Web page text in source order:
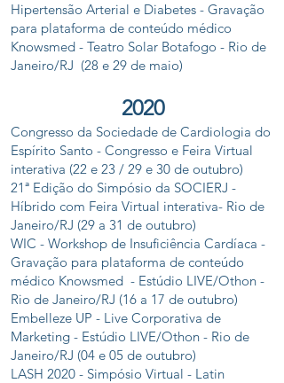
Hipertensão Arterial e Diabetes - Gravação
para plataforma de conteúdo médico
Knowsmed - Teatro Solar Botafogo - Rio de
Janeiro/RJ (28 e 29 de maio)
2020
Congresso da Sociedade de Cardiologia do
Espírito Santo - Congresso e Feira Virtual
interativa (22 e 23 / 29 e 30 de outubro)
21ª Edição do Simpósio da SOCIERJ -
Híbrido com Feira Virtual interativa- Rio de
Janeiro/RJ (29 a 31 de outubro)
WIC - Workshop de Insuficiência Cardíaca -
Gravação para plataforma de conteúdo
médico Knowsmed - Estúdio LIVE/Othon -
Rio de Janeiro/RJ (16 a 17 de outubro)
Embelleze UP - Live Corporativa de
Marketing - Estúdio LIVE/Othon - Rio de
Janeiro/RJ (04 e 05 de outubro)
LASH 2020 - Simpósio Virtual - Latin